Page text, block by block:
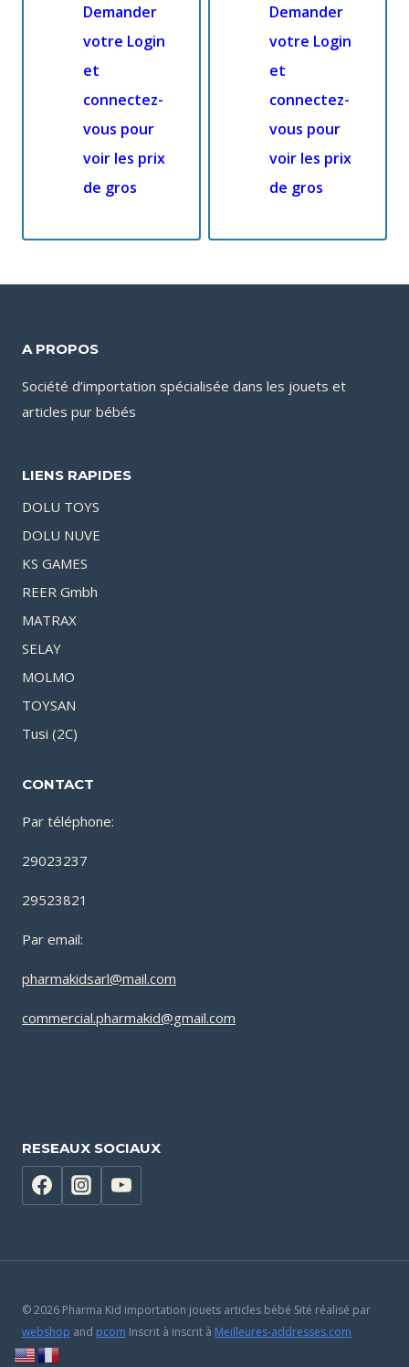
Demander
votre Login
et
connectez-
vous pour
voir les prix
de gros
Demander
votre Login
et
connectez-
vous pour
voir les prix
de gros
A PROPOS
Société d’importation spécialisée dans les jouets et
articles pur bébés
LIENS RAPIDES
DOLU TOYS
DOLU NUVE
KS GAMES
REER Gmbh
MATRAX
SELAY
MOLMO
TOYSAN
Tusi (2C)
CONTACT
Par téléphone:
29023237
29523821
Par email:
pharmakidsarl@mail.com
commercial.pharmakid@gmail.com
RESEAUX SOCIAUX
© 2026 Pharma Kid importation jouets articles bébé Sité réalisé par
webshop and pcom Inscrit à inscrit à Meilleures-addresses.com